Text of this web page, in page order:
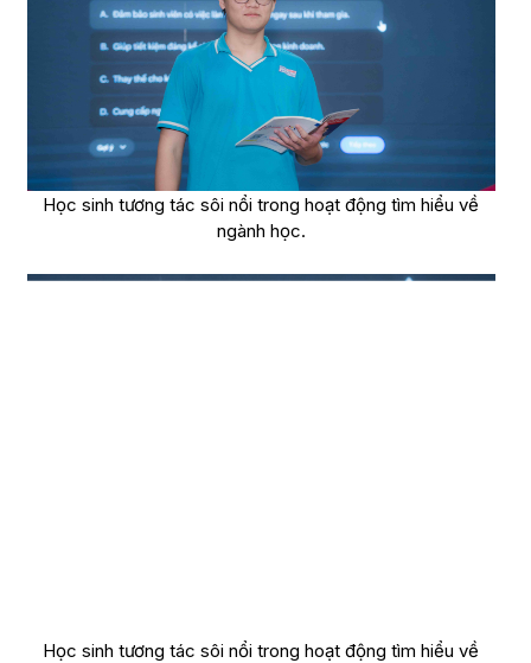
Học sinh tương tác sôi nổi trong hoạt động tìm hiểu về
ngành học.
Học sinh tương tác sôi nổi trong hoạt động tìm hiểu về